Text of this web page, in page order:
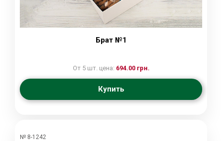
Брат №1
От 5 шт. цена: 694.00 грн.
Купить
№ 8-1242